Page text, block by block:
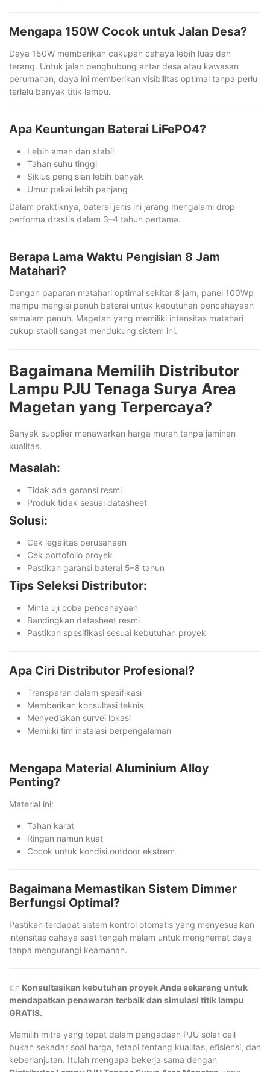
Mengapa 150W Cocok untuk Jalan Desa?
Daya 150W memberikan cakupan cahaya lebih luas dan
terang. Untuk jalan penghubung antar desa atau kawasan
perumahan, daya ini memberikan visibilitas optimal tanpa perlu
terlalu banyak titik lampu.
Apa Keuntungan Baterai LiFePO4?
Lebih aman dan stabil
Tahan suhu tinggi
Siklus pengisian lebih banyak
Umur pakai lebih panjang
Dalam praktiknya, baterai jenis ini jarang mengalami drop
performa drastis dalam 3–4 tahun pertama.
Berapa Lama Waktu Pengisian 8 Jam
Matahari?
Dengan paparan matahari optimal sekitar 8 jam, panel 100Wp
mampu mengisi penuh baterai untuk kebutuhan pencahayaan
semalam penuh. Magetan yang memiliki intensitas matahari
cukup stabil sangat mendukung sistem ini.
Bagaimana Memilih Distributor
Lampu PJU Tenaga Surya Area
Magetan yang Terpercaya?
Banyak supplier menawarkan harga murah tanpa jaminan
kualitas.
Masalah:
Tidak ada garansi resmi
Produk tidak sesuai datasheet
Solusi:
Cek legalitas perusahaan
Cek portofolio proyek
Pastikan garansi baterai 5–8 tahun
Tips Seleksi Distributor:
Minta uji coba pencahayaan
Bandingkan datasheet resmi
Pastikan spesifikasi sesuai kebutuhan proyek
Apa Ciri Distributor Profesional?
Transparan dalam spesifikasi
Memberikan konsultasi teknis
Menyediakan survei lokasi
Memiliki tim instalasi berpengalaman
Mengapa Material Aluminium Alloy
Penting?
Material ini:
Tahan karat
Ringan namun kuat
Cocok untuk kondisi outdoor ekstrem
Bagaimana Memastikan Sistem Dimmer
Berfungsi Optimal?
Pastikan terdapat sistem kontrol otomatis yang menyesuaikan
intensitas cahaya saat tengah malam untuk menghemat daya
tanpa mengurangi keamanan.
👉 Konsultasikan kebutuhan proyek Anda sekarang untuk
mendapatkan penawaran terbaik dan simulasi titik lampu
GRATIS.
Memilih mitra yang tepat dalam pengadaan PJU solar cell
bukan sekadar soal harga, tetapi tentang kualitas, efisiensi, dan
keberlanjutan. Itulah mengapa bekerja sama dengan